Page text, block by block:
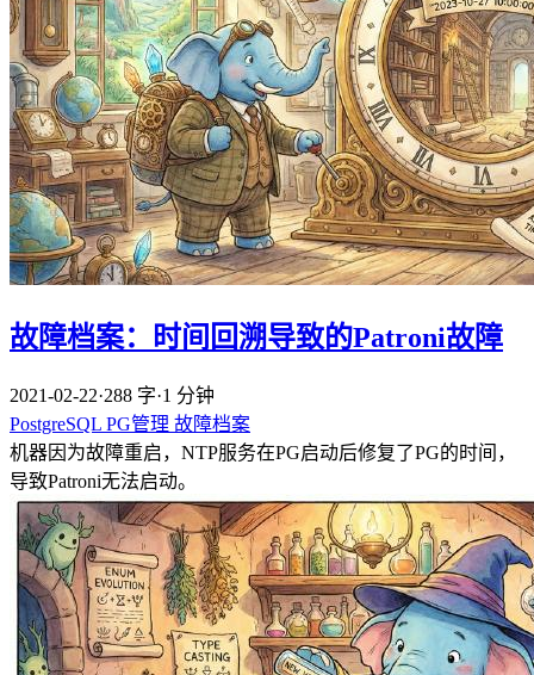
故障档案：时间回溯导致的Patroni故障
2021-02-22·288 字·1 分钟
PostgreSQL PG管理 故障档案
机器因为故障重启，NTP服务在PG启动后修复了PG的时间，
导致Patroni无法启动。